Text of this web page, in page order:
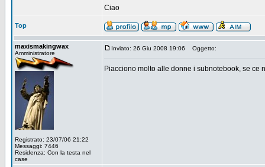
Ciao
Top
maxismakingwax
Amministratore
Registrato: 23/07/06 21:22
Messaggi: 7446
Residenza: Con la testa nel
case
Inviato: 26 Giu 2008 19:06 Oggetto:
Piacciono molto alle donne i subnotebook, se ce